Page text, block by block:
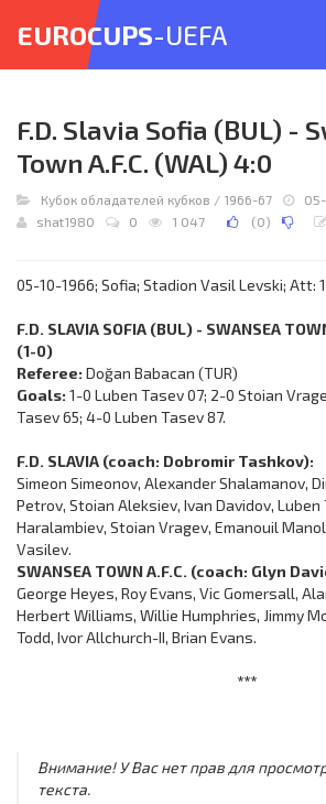
EUROCUPS-UEFA
F.D. Slavia Sofia (BUL) -
Town A.F.C. (WAL) 4:0
Кубок обладателей кубков / 1966-67
shat1980
0 1 047 (0)
05-10-1966; Sofia; Stadion Vasil Levski; Att:
F.D. SLAVIA SOFIA (BUL) - SWANSEA
(1-0)
Referee: Doğan Babacan (TUR)
Goals: 1-0 Luben Tasev 07; 2-0 Stoian
Tasev 65; 4-0 Luben Tasev 87.
F.D. SLAVIA (coach: Dobromir Tashkov):
Simeon Simeonov, Alexander Shalamanov,
Petrov, Stoian Aleksiev, Ivan Davidov, Luben
Haralambiev, Stoian Vragev, Emanouil
Vasilev.
SWANSEA TOWN A.F.C. (coach: Glyn
George Heyes, Roy Evans, Vic Gomersall,
Herbert Williams, Willie Humphries, Jimmy
Todd, Ivor Allchurch-II, Brian Evans.
***
Внимание! У Вас нет прав для
текста.